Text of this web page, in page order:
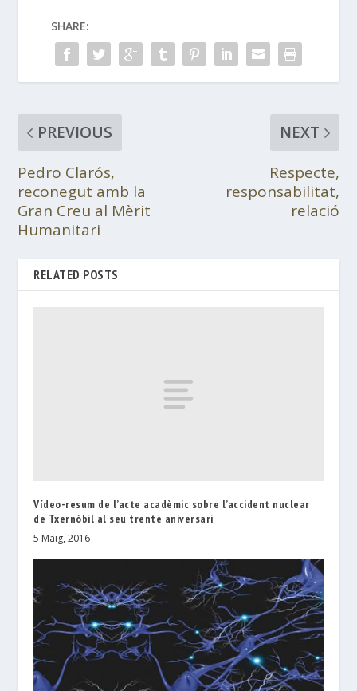
SHARE:
PREVIOUS
Pedro Clarós,
reconegut amb la
Gran Creu al Mèrit
Humanitari
NEXT
Respecte,
responsabilitat,
relació
RELATED POSTS
Vídeo-resum de l’acte acadèmic sobre l’accident nuclear
de Txernòbil al seu trentè aniversari
5 Maig, 2016